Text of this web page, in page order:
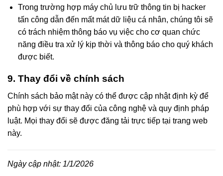
Trong trường hợp máy chủ lưu trữ thông tin bị hacker
tấn công dẫn đến mất mát dữ liệu cá nhân, chúng tôi sẽ
có trách nhiệm thông báo vụ việc cho cơ quan chức
năng điều tra xử lý kịp thời và thông báo cho quý khách
được biết.
9. Thay đổi về chính sách
Chính sách bảo mật này có thể được cập nhật định kỳ để
phù hợp với sự thay đổi của công nghệ và quy định pháp
luật. Mọi thay đổi sẽ được đăng tải trực tiếp tại trang web
này.
Ngày cập nhật: 1/1/2026